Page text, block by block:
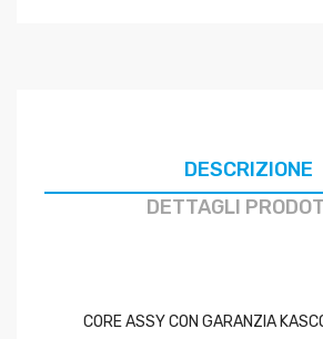
DESCRIZIONE
DETTAGLI
CORE ASSY CON GARANZIA